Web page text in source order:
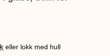
eller lokk med hull